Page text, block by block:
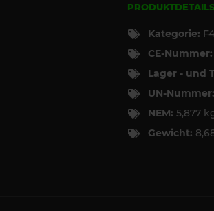
PRODUKTDETAILS
Kategorie: F4
CE-Nummer:
Lager - und
UN-Nummer:
NEM: 5,877
Gewicht: